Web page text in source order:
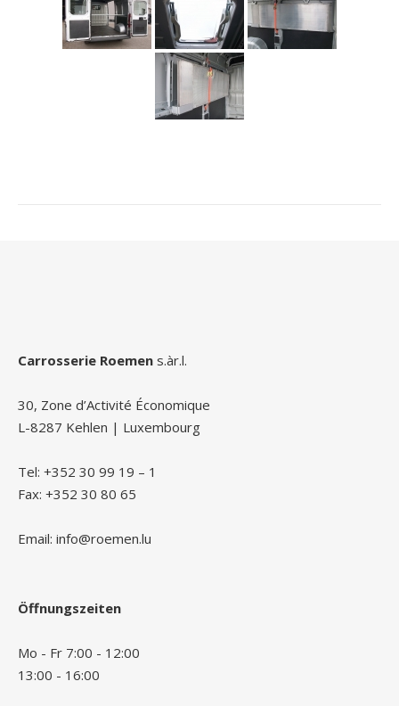
Carrosserie Roemen s.àr.l.
30, Zone d’Activité Économique
L-8287 Kehlen | Luxembourg
Tel: +352 30 99 19 – 1
Fax: +352 30 80 65
Email: info@roemen.lu
Öffnungszeiten
Mo - Fr 7:00 - 12:00
13:00 - 16:00